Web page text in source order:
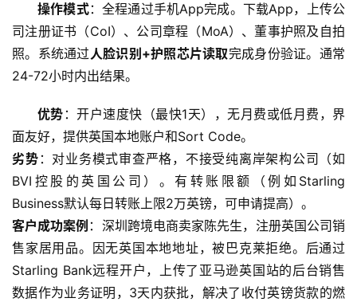
操作模式：全程通过手机App完成。下载App，上传公
司注册证书（CoI）、公司章程（MoA）、董事护照及自拍
照。系统通过人脸识别+护照芯片读取完成身份验证。通常
24-72小时内出结果。
优势 ：开户速度快（最快1天），无月费或低月费，界
面友好，提供英国本地账户和Sort Code。
劣势 ：对业务模式审查严格，不接受纯离岸架构公司（如
BVI控股的英国公司）。有转账限额（例如Starling
Business默认每日转账上限2万英镑，可申请提高）。
客户成功案例 ：深圳跨境电商卖家陈先生，注册英国公司销
售家居用品。因无英国本地地址，被巴克莱拒绝。后通过
Starling Bank远程开户，上传了亚马逊英国站的后台销售
数据作为业务证明，3天内获批，解决了收付英镑货款的燃